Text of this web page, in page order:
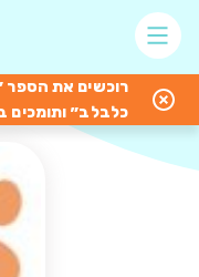
רוכשים את הספר
כלבלב״ ותומכים